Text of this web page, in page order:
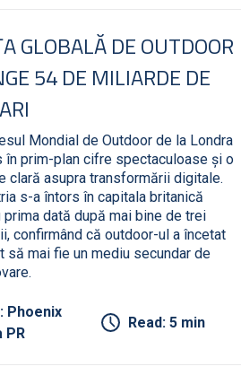
GLOBALĂ DE OUTDOOR
54 DE MILIARDE DE
Mondial de Outdoor de la Londra
în prim-plan cifre spectaculoase și o
clară asupra transformării digitale.
s-a întors în capitala britanică
prima dată după mai bine de trei
confirmând că outdoor-ul a încetat
să mai fie un mediu secundar de
Phoenix
PR
Read: 5 min